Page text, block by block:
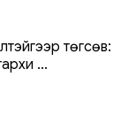
төгсөв:
...